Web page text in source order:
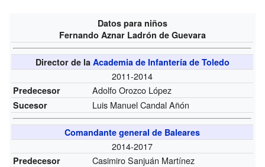
Datos para niños
Fernando Aznar Ladrón de Guevara
Director de la Academia de Infantería de Toledo
2011-2014
Predecesor Adolfo Orozco López
Sucesor Luis Manuel Candal Añón
Comandante general de Baleares
2014-2017
Predecesor Casimiro Sanjuán Martínez